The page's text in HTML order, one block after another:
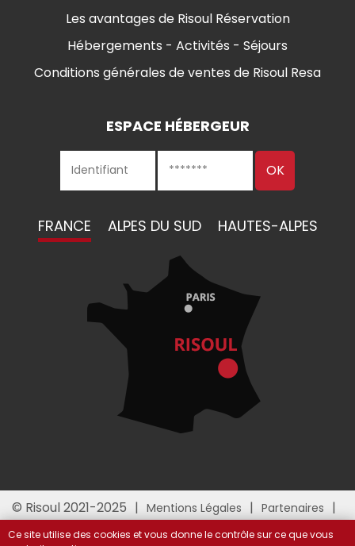
Les avantages de Risoul Réservation
Hébergements - Activités - Séjours
Conditions générales de ventes de Risoul Resa
ESPACE HÉBERGEUR
FRANCE ALPES DU SUD HAUTES-ALPES
© Risoul 2021-2025 Mentions Légales
Partenaires
Gestion des cookies
Ce site utilise des cookies et vous donne le contrôle sur ce que vous